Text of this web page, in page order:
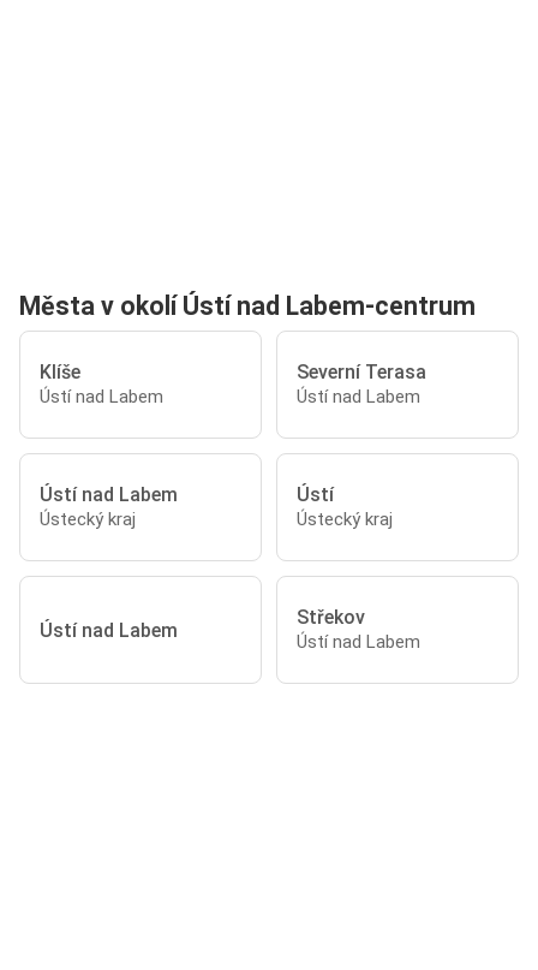
Města v okolí Ústí nad Labem-centrum
Klíše
Ústí nad Labem
Severní Terasa
Ústí nad Labem
Ústí nad Labem
Ústecký kraj
Ústí
Ústecký kraj
Ústí nad Labem
Střekov
Ústí nad Labem